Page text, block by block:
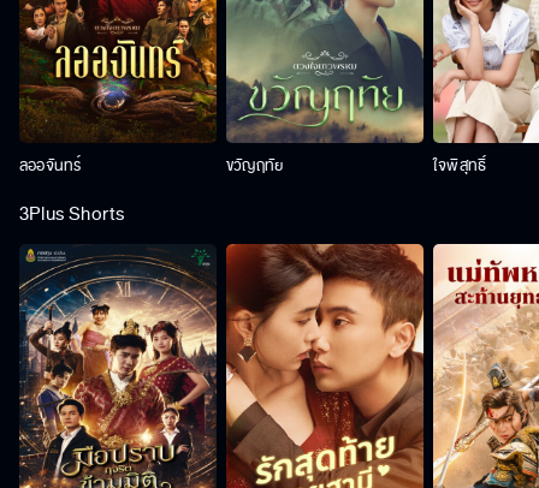
ลออจันทร์ ขวัญฤทัย ใจพิสุทธิ์
3Plus Shorts